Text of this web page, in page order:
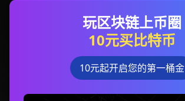
玩区块链上币圈
10元买比特币
10元起开启您的第一桶金